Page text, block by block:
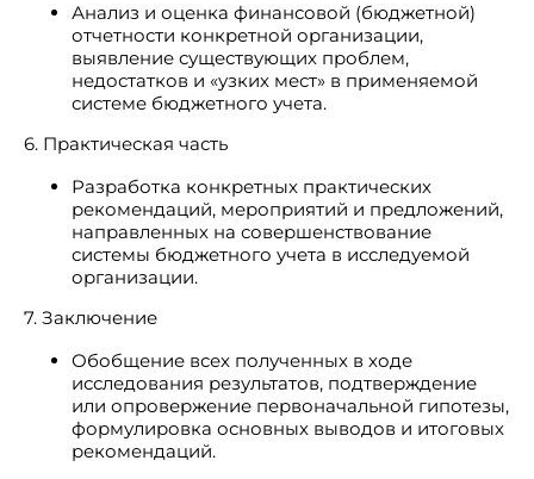
Анализ и оценка финансовой (бюджетной)
отчетности конкретной организации,
выявление существующих проблем,
недостатков и «узких мест» в применяемой
системе бюджетного учета.
6. Практическая часть
Разработка конкретных практических
рекомендаций, мероприятий и предложений,
направленных на совершенствование
системы бюджетного учета в исследуемой
организации.
7. Заключение
Обобщение всех полученных в ходе
исследования результатов, подтверждение
или опровержение первоначальной гипотезы,
формулировка основных выводов и итоговых
рекомендаций.